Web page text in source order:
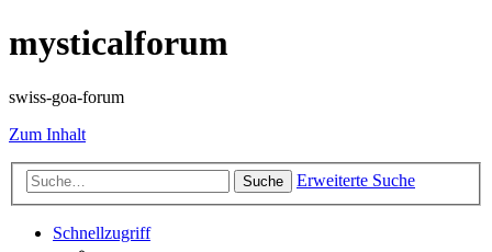
mysticalforum
swiss-goa-forum
Zum Inhalt
Suche Erweiterte Suche
Schnellzugriff